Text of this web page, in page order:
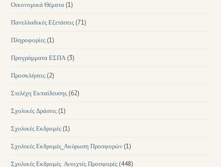
Οικονομικά Θέματα (1)
Πανελλαδικές Εξετάσεις (71)
Πληροφορίες (1)
Προγράμματα ΕΣΠΑ (3)
Προσκλήσεις (2)
Στελέχη Εκπαίδευσης (62)
Σχολικές Δράσεις (1)
Σχολικές Εκδρομές (1)
Σχολικές Εκδρομές_Ακύρωση Προσφορών (1)
Σχολικές Εκδρομές_Ανοιχτές Προσφορές (448)